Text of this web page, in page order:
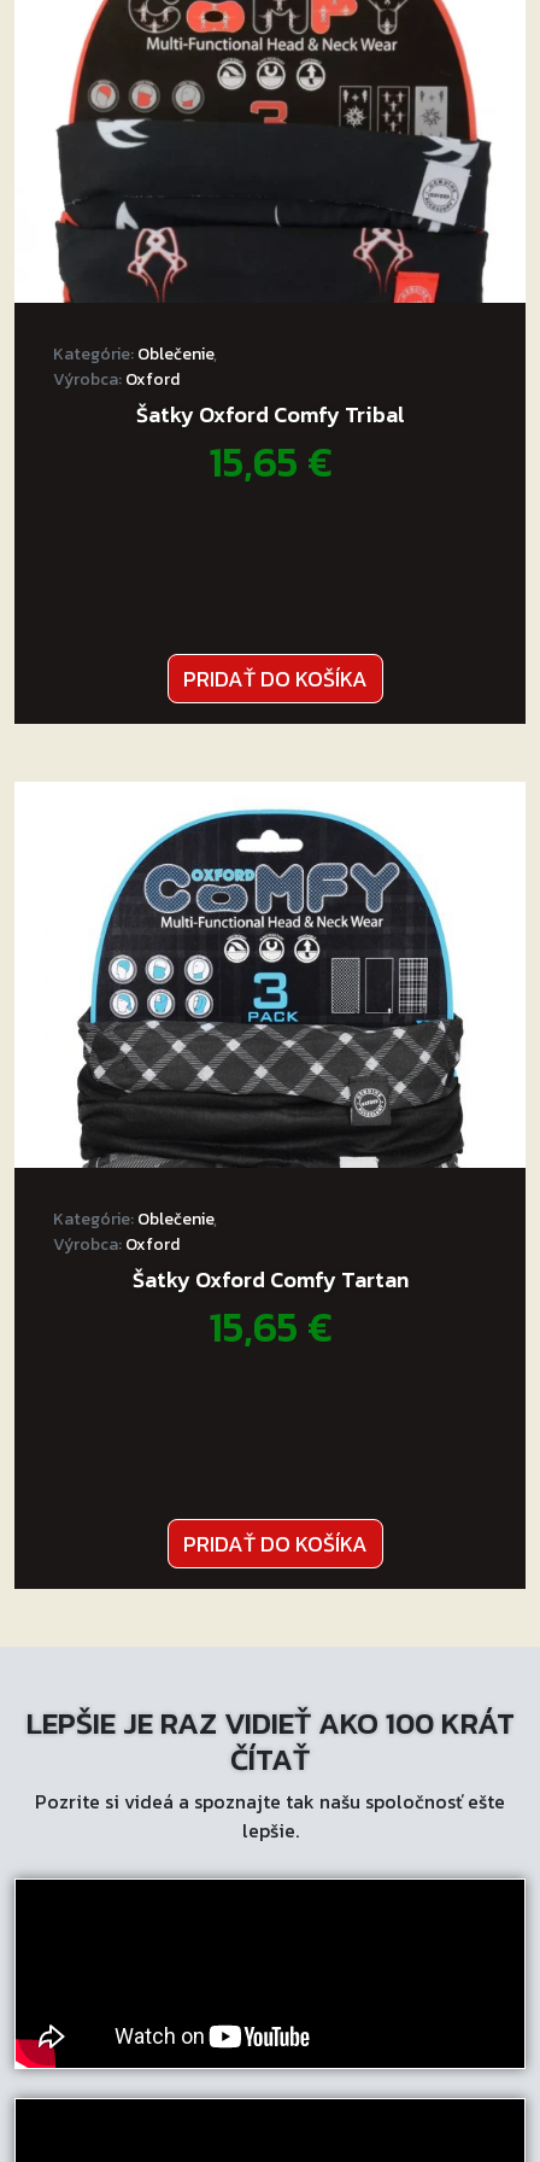
môžete
vybrať
stránke
produktu.
Kategórie:Oblečenie,
Výrobca:Oxford
Šatky Oxford Comfy Tribal
15,65€
PRIDAŤ DO KOŠÍKA
Kategórie:Oblečenie,
Výrobca:Oxford
Šatky Oxford Comfy Tartan
15,65€
PRIDAŤ DO KOŠÍKA
LEPŠIE JE RAZ VIDIEŤ AKO 100 KRÁT
ČÍTAŤ
Pozrite si videá a spoznajte tak našu spoločnosť ešte
lepšie.